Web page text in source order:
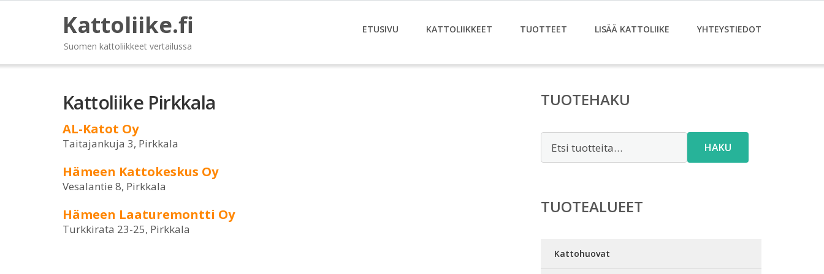
Kattoliike.fi
Suomen kattoliikkeet vertailussa
ETUSIVU KATTOLIIKKEET TUOTTEET LISÄÄ KATTOLIIKE YHTEYSTIEDOT
Kattoliike Pirkkala
AL-Katot Oy
Taitajankuja 3, Pirkkala
Hämeen Kattokeskus Oy
Vesalantie 8, Pirkkala
Hämeen Laaturemontti Oy
Turkkirata 23-25, Pirkkala
TUOTEHAKU
HAKU
TUOTEALUEET
Kattohuovat